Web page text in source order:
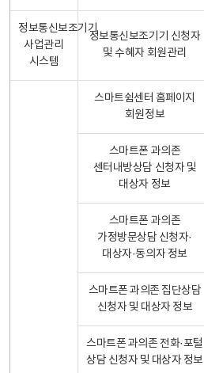
정보통신보조기기
사업관리
시스템
정보통신보조기기 신청자
및 수혜자 회원관리
스마트쉼센터 홈페이지
회원정보
스마트폰 과의존
센터내방상담 신청자 및
대상자 정보
스마트폰 과의존
가정방문상담 신청자·
대상자·동의자 정보
스마트폰 과의존 집단상담
신청자 및 대상자 정보
스마트폰 과의존 전화·포털
상담 신청자 및 대상자 정보